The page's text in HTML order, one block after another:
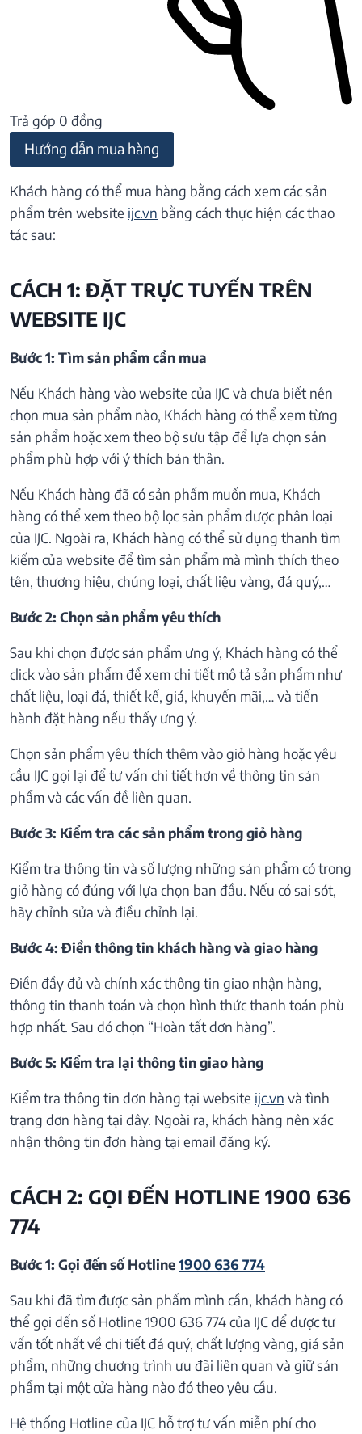
Trả góp 0 đồng
Hướng dẫn mua hàng
Khách hàng có thể mua hàng bằng cách xem các sản
phẩm trên website ijc.vn bằng cách thực hiện các thao
tác sau:
CÁCH 1: ĐẶT TRỰC TUYẾN TRÊN
WEBSITE IJC
Bước 1: Tìm sản phẩm cần mua
Nếu Khách hàng vào website của IJC và chưa biết nên
chọn mua sản phẩm nào, Khách hàng có thể xem từng
sản phẩm hoặc xem theo bộ sưu tập để lựa chọn sản
phẩm phù hợp với ý thích bản thân.
Nếu Khách hàng đã có sản phẩm muốn mua, Khách
hàng có thể xem theo bộ lọc sản phẩm được phân loại
của IJC. Ngoài ra, Khách hàng có thể sử dụng thanh tìm
kiếm của website để tìm sản phẩm mà mình thích theo
tên, thương hiệu, chủng loại, chất liệu vàng, đá quý,…
Bước 2: Chọn sản phẩm yêu thích
Sau khi chọn được sản phẩm ưng ý, Khách hàng có thể
click vào sản phẩm để xem chi tiết mô tả sản phẩm như
chất liệu, loại đá, thiết kế, giá, khuyến mãi,… và tiến
hành đặt hàng nếu thấy ưng ý.
Chọn sản phẩm yêu thích thêm vào giỏ hàng hoặc yêu
cầu IJC gọi lại để tư vấn chi tiết hơn về thông tin sản
phẩm và các vấn đề liên quan.
Bước 3: Kiểm tra các sản phẩm trong giỏ hàng
Kiểm tra thông tin và số lượng những sản phẩm có trong
giỏ hàng có đúng với lựa chọn ban đầu. Nếu có sai sót,
hãy chỉnh sửa và điều chỉnh lại.
Bước 4: Điền thông tin khách hàng và giao hàng
Điền đầy đủ và chính xác thông tin giao nhận hàng,
thông tin thanh toán và chọn hình thức thanh toán phù
hợp nhất. Sau đó chọn “Hoàn tất đơn hàng”.
Bước 5: Kiểm tra lại thông tin giao hàng
Kiểm tra thông tin đơn hàng tại website ijc.vn và tình
trạng đơn hàng tại đây. Ngoài ra, khách hàng nên xác
nhận thông tin đơn hàng tại email đăng ký.
CÁCH 2: GỌI ĐẾN HOTLINE 1900 636
774
Bước 1: Gọi đến số Hotline1900 636 774
Sau khi đã tìm được sản phẩm mình cần, khách hàng có
thể gọi đến số Hotline 1900 636 774 của IJC để được tư
vấn tốt nhất về chi tiết đá quý, chất lượng vàng, giá sản
phẩm, những chương trình ưu đãi liên quan và giữ sản
phẩm tại một cửa hàng nào đó theo yêu cầu.
Hệ thống Hotline của IJC hỗ trợ tư vấn miễn phí cho